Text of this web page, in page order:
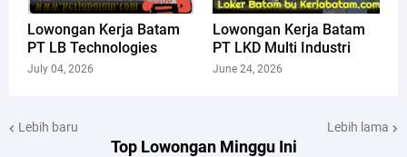
Top Lowongan Minggu Ini
Lowongan Kerja Batam
PT LB Technologies
July 04, 2026
Lowongan Kerja Batam
PT LKD Multi Industri
June 24, 2026
Lebih baru Lebih lama